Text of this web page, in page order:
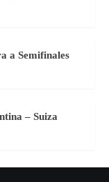
a Semifinales
– Suiza